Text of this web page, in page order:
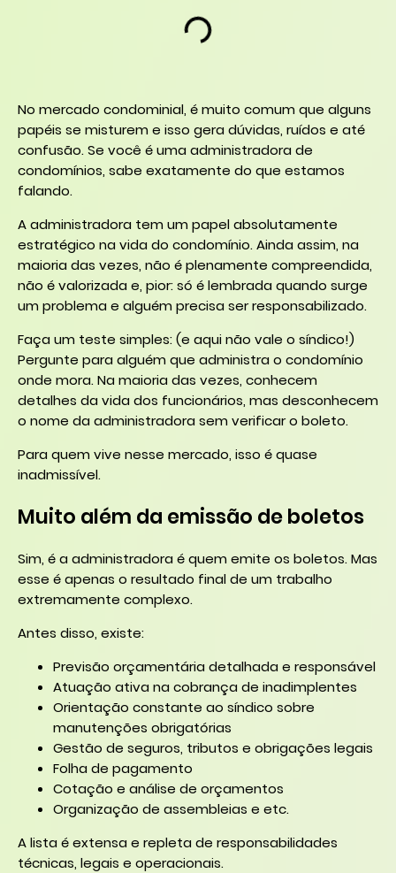
No mercado condominial, é muito comum que alguns
papéis se misturem e isso gera dúvidas, ruídos e até
confusão. Se você é uma administradora de
condomínios, sabe exatamente do que estamos
falando.
A administradora tem um papel absolutamente
estratégico na vida do condomínio. Ainda assim, na
maioria das vezes, não é plenamente compreendida,
não é valorizada e, pior: só é lembrada quando surge
um problema e alguém precisa ser responsabilizado.
Faça um teste simples: (e aqui não vale o síndico!)
Pergunte para alguém que administra o condomínio
onde mora. Na maioria das vezes, conhecem
detalhes da vida dos funcionários, mas desconhecem
o nome da administradora sem verificar o boleto.
Para quem vive nesse mercado, isso é quase
inadmissível.
Muito além da emissão de boletos
Sim, é a administradora é quem emite os boletos. Mas
esse é apenas o resultado final de um trabalho
extremamente complexo.
Antes disso, existe:
Previsão orçamentária detalhada e responsável
Atuação ativa na cobrança de inadimplentes
Orientação constante ao síndico sobre
manutenções obrigatórias
Gestão de seguros, tributos e obrigações legais
Folha de pagamento
Cotação e análise de orçamentos
Organização de assembleias e etc.
A lista é extensa e repleta de responsabilidades
técnicas, legais e operacionais.